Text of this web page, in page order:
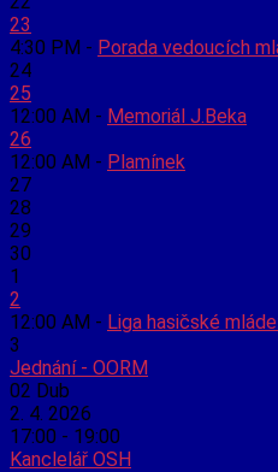
23
4:30 PM - Porada vedoucích
24
25
12:00 AM - Memoriál J.Beka
26
12:00 AM - Plamínek
27
28
29
30
1
2
12:00 AM - Liga hasičské
3
Jednání - OORM
02 Dub
2. 4. 2026
17:00 - 19:00
Kanclelář OSH